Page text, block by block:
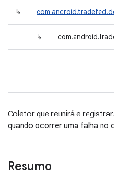
↳
↳
Coletor que reunirá e
quando ocorrer uma falha no
Resumo